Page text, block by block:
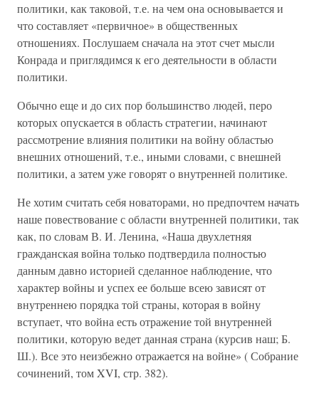
политики, как таковой, т.е. на чем она основывается и
что составляет «первичное» в общественных
отношениях. Послушаем сначала на этот счет мысли
Конрада и приглядимся к его деятельности в области
политики.
Обычно еще и до сих пор большинство людей, перо
которых опускается в область стратегии, начинают
рассмотрение влияния политики на войну областью
внешних отношений, т.е., иными словами, с внешней
политики, а затем уже говорят о внутренней политике.
Не хотим считать себя новаторами, но предпочтем начать
наше повествование с области внутренней политики, так
как, по словам В. И. Ленина, «Наша двухлетняя
гражданская война только подтвердила полностью
данным давно историей сделанное наблюдение, что
характер войны и успех ее больше всею зависят от
внутреннею порядка той страны, которая в войну
вступает, что война есть отражение той внутренней
политики, которую ведет данная страна (курсив наш; Б.
Ш.). Все это неизбежно отражается на войне» ( Собрание
сочинений, том XVI, стр. 382).